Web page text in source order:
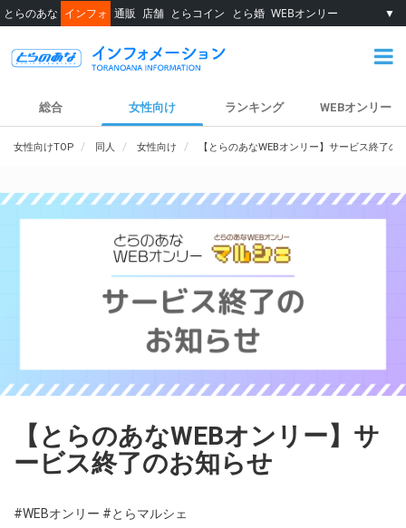
とらのあな インフォ 通販 店舗 とらコイン とら婚 WEBオンリー ▼
総合 女性向け ランキング WEBオンリー
女性向けTOP 同人 女性向け 【とらのあなWEBオンリー】サービス終了の
【とらのあなWEBオンリー】サ
ービス終了のお知らせ
#WEBオンリー #とらマルシェ